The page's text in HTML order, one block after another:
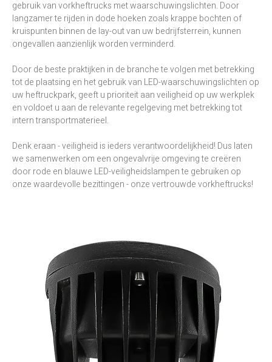
gebruik van vorkheftrucks met waarschuwingslichten. Door
langzamer te rijden in dode hoeken zoals krappe bochten of
kruispunten binnen de lay-out van uw bedrijfsterrein, kunnen
ongevallen aanzienlijk worden verminderd.
Door de beste praktijken in de branche te volgen met betrekking
tot de plaatsing en het gebruik van LED-waarschuwingslichten op
uw heftruckpark, geeft u prioriteit aan veiligheid op uw werkplek
en voldoet u aan de relevante regelgeving met betrekking tot
intern transportmaterieel.
Denk eraan - veiligheid is ieders verantwoordelijkheid! Dus laten
we samenwerken om een ongevalvrije omgeving te creëren
door rode en blauwe LED-veiligheidslampen te gebruiken op
onze waardevolle bezittingen - onze vertrouwde vorkheftrucks!